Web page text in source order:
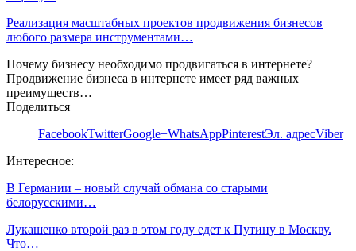
Реализация масштабных проектов продвижения бизнесов
любого размера инструментами…
Почему бизнесу необходимо продвигаться в интернете?
Продвижение бизнеса в интернете имеет ряд важных
преимуществ…
Поделиться
FacebookTwitterGoogle+WhatsAppPinterestЭл. адресViber
Интересное:
В Германии – новый случай обмана со старыми
белорусскими…
Лукашенко второй раз в этом году едет к Путину в Москву.
Что…